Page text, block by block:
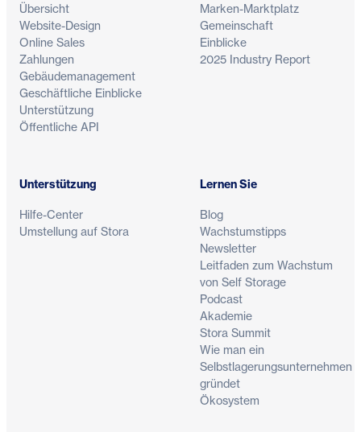
Übersicht
Website-Design
Online Sales
Zahlungen
Gebäudemanagement
Geschäftliche Einblicke
Unterstützung
Öffentliche API
Marken-Marktplatz
Gemeinschaft
Einblicke
2025 Industry Report
Unterstützung
Hilfe-Center
Umstellung auf Stora
Lernen Sie
Blog
Wachstumstipps
Newsletter
Leitfaden zum Wachstum
von Self Storage
Podcast
Akademie
Stora Summit
Wie man ein
Selbstlagerungsunternehmen
gründet
Ökosystem